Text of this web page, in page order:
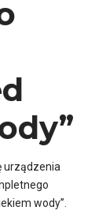
urządzenia
wody”.